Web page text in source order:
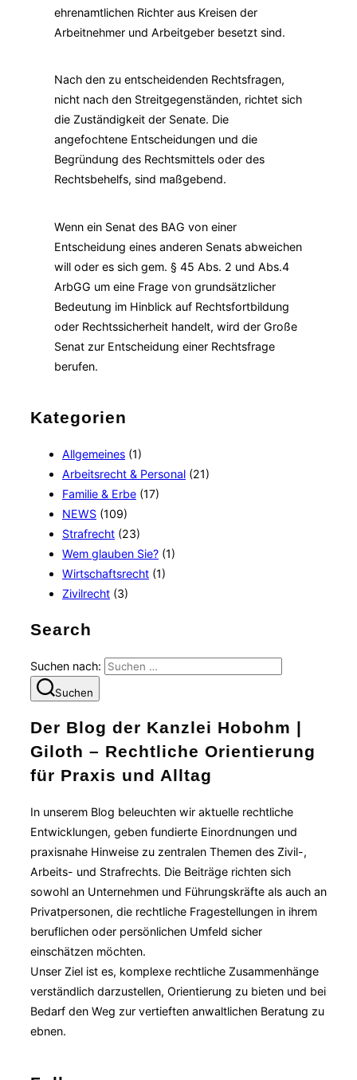
ehrenamtlichen Richter aus Kreisen der
Arbeitnehmer und Arbeitgeber besetzt sind.
Nach den zu entscheidenden Rechtsfragen,
nicht nach den Streitgegenständen, richtet sich
die Zuständigkeit der Senate. Die
angefochtene Entscheidungen und die
Begründung des Rechtsmittels oder des
Rechtsbehelfs, sind maßgebend.
Wenn ein Senat des BAG von einer
Entscheidung eines anderen Senats abweichen
will oder es sich gem. § 45 Abs. 2 und Abs.4
ArbGG um eine Frage von grundsätzlicher
Bedeutung im Hinblick auf Rechtsfortbildung
oder Rechtssicherheit handelt, wird der Große
Senat zur Entscheidung einer Rechtsfrage
berufen.
Kategorien
Allgemeines (1)
Arbeitsrecht & Personal (21)
Familie & Erbe (17)
NEWS (109)
Strafrecht (23)
Wem glauben Sie? (1)
Wirtschaftsrecht (1)
Zivilrecht (3)
Search
Suchen nach:
Suchen
Der Blog der Kanzlei Hobohm |
Giloth – Rechtliche Orientierung
für Praxis und Alltag
In unserem Blog beleuchten wir aktuelle rechtliche
Entwicklungen, geben fundierte Einordnungen und
praxisnahe Hinweise zu zentralen Themen des Zivil-,
Arbeits- und Strafrechts. Die Beiträge richten sich
sowohl an Unternehmen und Führungskräfte als auch an
Privatpersonen, die rechtliche Fragestellungen in ihrem
beruflichen oder persönlichen Umfeld sicher
einschätzen möchten.
Unser Ziel ist es, komplexe rechtliche Zusammenhänge
verständlich darzustellen, Orientierung zu bieten und bei
Bedarf den Weg zur vertieften anwaltlichen Beratung zu
ebnen.